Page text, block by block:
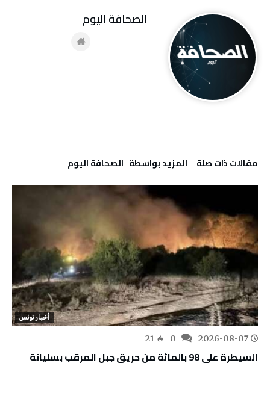
‫مقالات ذات صلة‬ ‫‫المزيد بواسطة‬ ‬ ‭ ‬الصحافة‭ ‬اليوم
أخبار تونس
2026-08-07
21
السيطرة على 98 بالمائة من حريق جبل المرقب بسليانة